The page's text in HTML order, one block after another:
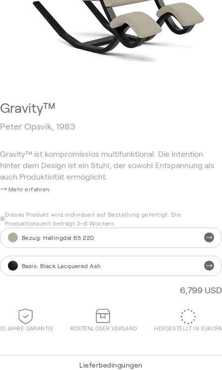
Gravity™
Peter Opsvik, 1983
Gravity™ ist kompromisslos multifunktional. Die Intention
hinter dem Design ist ein Stuhl, der sowohl Entspannung als
auch Produktivität ermöglicht.
Mehr erfahren
Dieses Produkt wird individuell auf Bestellung gefertigt. Die
Produktionszeit beträgt 2-6 Wochen.
Bezug: Hallingdal 65 220
Basis: Black Lacquered Ash
6,799 USD
10 JAHRE GARANTIE KOSTENLOSER VERSAND HERGESTELLT IN EUROPA
Lieferbedingungen